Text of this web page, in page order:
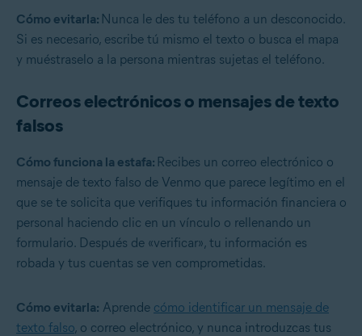
Cómo evitarla: Nunca le des tu teléfono a un desconocido.
Si es necesario, escribe tú mismo el texto o busca el mapa
y muéstraselo a la persona mientras sujetas el teléfono.
Correos electrónicos o mensajes de texto
falsos
Cómo funciona la estafa: Recibes un correo electrónico o
mensaje de texto falso de Venmo que parece legítimo en el
que se te solicita que verifiques tu información financiera o
personal haciendo clic en un vínculo o rellenando un
formulario. Después de «verificar», tu información es
robada y tus cuentas se ven comprometidas.
Cómo evitarla: Aprende cómo identificar un mensaje de
texto falso, o correo electrónico, y nunca introduzcas tus